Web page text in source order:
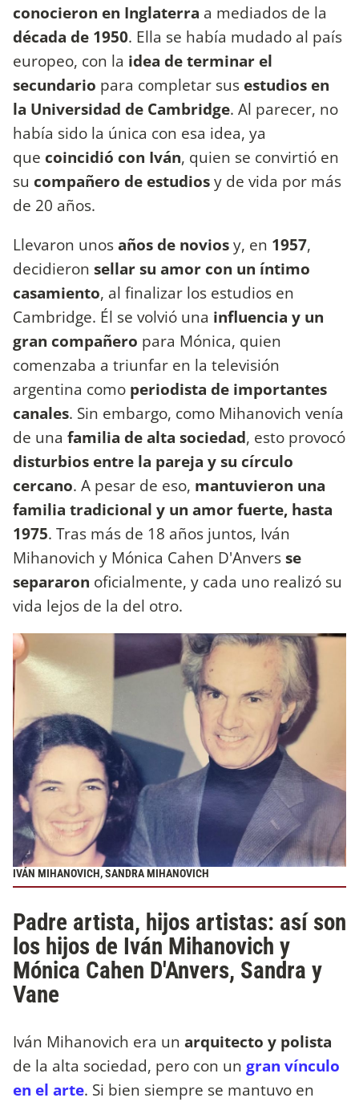
conocieron en Inglaterra a mediados de la
década de 1950. Ella se había mudado al país
europeo, con la idea de terminar el
secundario para completar sus estudios en
la Universidad de Cambridge. Al parecer, no
había sido la única con esa idea, ya
que coincidió con Iván, quien se convirtió en
su compañero de estudiosy de vida por más
de 20 años.
Llevaron unosaños de noviosy, en 1957,
decidieron sellar su amor con un íntimo
casamiento, al finalizar los estudios en
Cambridge. Él se volvió una influencia y un
gran compañero para Mónica, quien
comenzaba a triunfar en la televisión
argentina como periodista de importantes
canales. Sin embargo, como Mihanovich venía
de una familia de alta sociedad, esto provocó
disturbios entre la pareja y su círculo
cercano. A pesar de eso, mantuvieron una
familia tradicional y un amor fuerte, hasta
1975. Tras más de 18 años juntos, Iván
Mihanovich y Mónica Cahen D'Anversse
separaron oficialmente, y cada uno realizó su
vida lejos de la del otro.
IVÁN MIHANOVICH, SANDRA MIHANOVICH
Padre artista, hijos artistas: así son
los hijos de Iván Mihanovich y
Mónica Cahen D'Anvers, Sandra y
Vane
Iván Mihanovich era un arquitecto y polista
de la alta sociedad, pero con un gran vínculo
en el arte. Si bien siempre se mantuvo en